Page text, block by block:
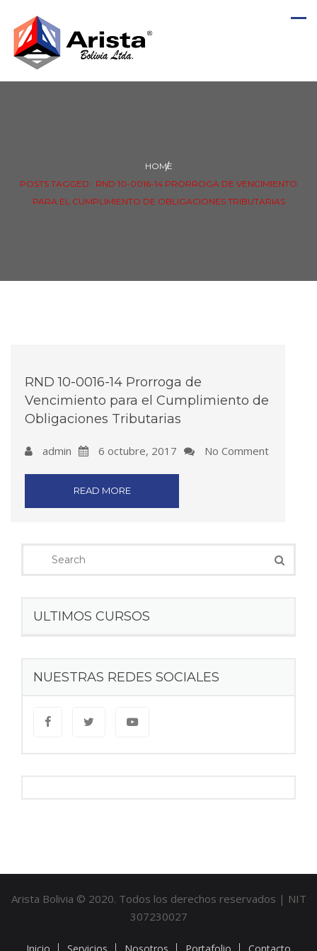
HOME
POSTS TAGGED : RND 10-0016-14 PRORROGA DE VENCIMIENTO
PARA EL CUMPLIMIENTO DE OBLIGACIONES TRIBUTARIAS
RND 10-0016-14 Prorroga de
Vencimiento para el Cumplimiento de
Obligaciones Tributarias
admin 6 octubre, 2017 No Comment
READ MORE
ULTIMOS CURSOS
NUESTRAS REDES SOCIALES
Arista Bolivia © 2020. Todos los derechos reservados | NIT
307230027